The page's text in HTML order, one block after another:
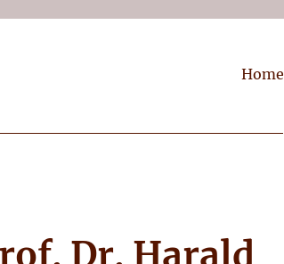
Home
Dr. Harald